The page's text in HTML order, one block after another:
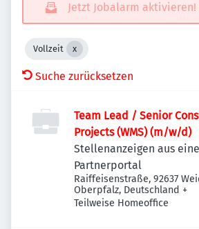
Jetzt Jobalarm aktivieren!
Vollzeit
Suche zurücksetzen
Team Lead / Senior
Projects (WMS) (m/w/d)
Stellenanzeigen aus
Partnerportal
Raiffeisenstraße, 92637
Oberpfalz, Deutschland +
Teilweise Homeoffice